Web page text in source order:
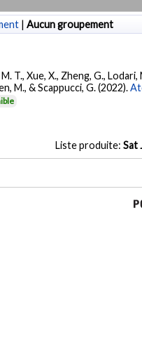
| Aucun groupement
T., Xue, X., Zheng, G., Lodari,
M., & Scappucci, G. (2022).
Liste produite: Sat